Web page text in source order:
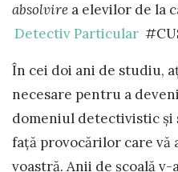
absolvire a elevilor de la
Detectiv Particular
În cei doi ani de studiu,
necesare pentru a
domeniul detectivistic
față provocărilor care vă
voastră. Anii de şcoală